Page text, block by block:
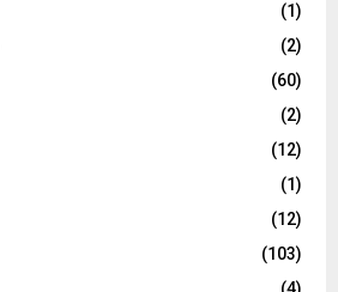
(1)
(2)
(60)
(2)
(12)
(1)
(12)
(103)